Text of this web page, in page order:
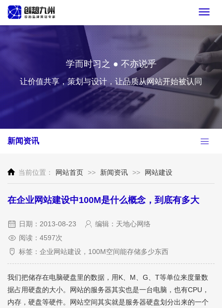
学而时习之 ● 不亦说乎
让价值共享，策划与设计，让品质从网站开始被认同
新闻资讯
当前位置： 网站首页 >> 新闻资讯 >> 网站建设
在企业网站建设中100M是什么概念，到底有多大
日期：2013-08-23
编辑：天地心网络
阅读：4597次
标签：企业网站建设，100M空间能存储多少东西
我们把储存在电脑硬盘里的数据，用K、M、G、T等单位来度量数
据占用硬盘的大小。网站的服务器其实也是一台电脑，也有CPU，
内存，硬盘等硬件。网站空间其实就是服务器硬盘划分出来的一个